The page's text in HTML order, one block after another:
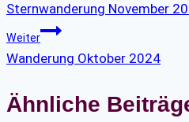
Sternwanderung November
Weiter
Wanderung Oktober 2024
Ähnliche